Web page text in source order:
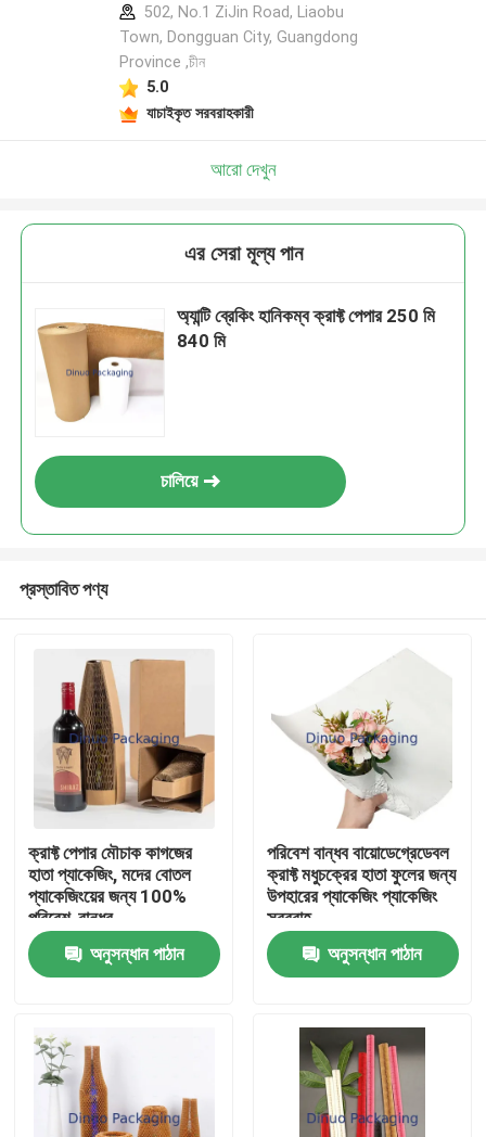
পণ্য
ভিডিও
502, No.1 ZiJin Road, Liaobu
Town, Dongguan City, Guangdong
Province ,চীন
5.0
যাচাইকৃত সরবরাহকারী
আরো দেখুন
এর সেরা মূল্য পান
অ্যান্টি ব্রেকিং হানিকম্ব ক্রাফ্ট পেপার 250 মি
840 মি
চালিয়ে
প্রস্তাবিত পণ্য
ক্রাফ্ট পেপার মৌচাক কাগজের
হাতা প্যাকেজিং, মদের বোতল
প্যাকেজিংয়ের জন্য 100%
পরিবেশ-বান্ধব
অনুসন্ধান পাঠান
পরিবেশ বান্ধব বায়োডেগ্রেডেবল
ক্রাফ্ট মধুচক্রের হাতা ফুলের জন্য
উপহারের প্যাকেজিং প্যাকেজিং
সরবরাহ
অনুসন্ধান পাঠান